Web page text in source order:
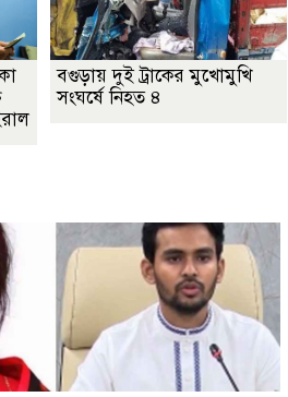
বগুড়ায় দুই ট্রাকের মুখোমুখি
সংঘর্ষে নিহত ৪